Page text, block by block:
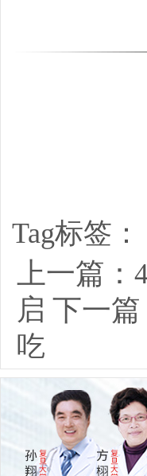
Tag标签：
上一篇：
启 下一篇
吃